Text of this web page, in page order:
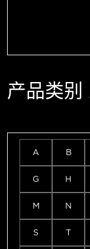
产品类
A B
G H
M N
S T